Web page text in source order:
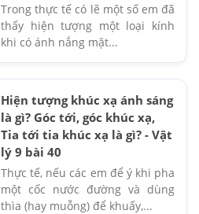
Trong thực tế có lẽ một số em đã
thấy hiện tượng một loại kính
khi có ánh nắng mặt...
Hiện tượng khúc xạ ánh sáng
là gì? Góc tới, góc khúc xạ,
Tia tới tia khúc xạ là gì? - Vật
lý 9 bài 40
Thực tế, nếu các em để ý khi pha
một cốc nước đường và dùng
thìa (hay muỗng) để khuấy,...